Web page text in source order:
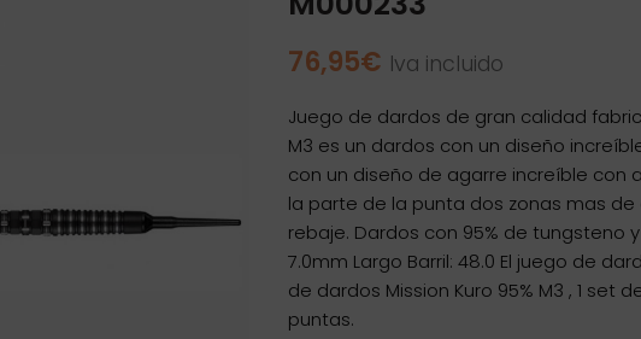
76,95€ Iva incluido
Juego de dardos de gran calidad
M3 es un dardos con un diseño
con un diseño de agarre increíble con
la parte de la punta dos zonas mas
rebaje. Dardos con 95% de tungsteno
7.0mm Largo Barril: 48.0 El juego de
de dardos Mission Kuro 95% M3 , 1 set
puntas.